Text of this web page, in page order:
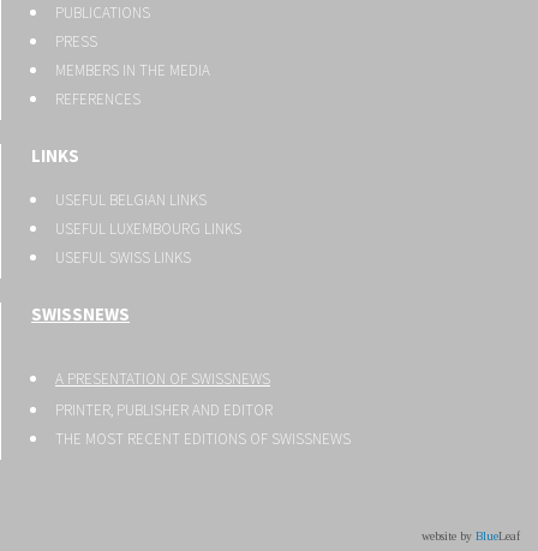
PUBLICATIONS
PRESS
MEMBERS IN THE MEDIA
REFERENCES
LINKS
USEFUL BELGIAN LINKS
USEFUL LUXEMBOURG LINKS
USEFUL SWISS LINKS
SWISSNEWS
A PRESENTATION OF SWISSNEWS
PRINTER, PUBLISHER AND EDITOR
THE MOST RECENT EDITIONS OF SWISSNEWS
website by BlueLeaf